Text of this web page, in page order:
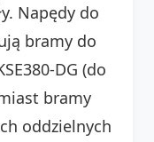
Napędy do
bramy do
DG (do
bramy
oddzielnych